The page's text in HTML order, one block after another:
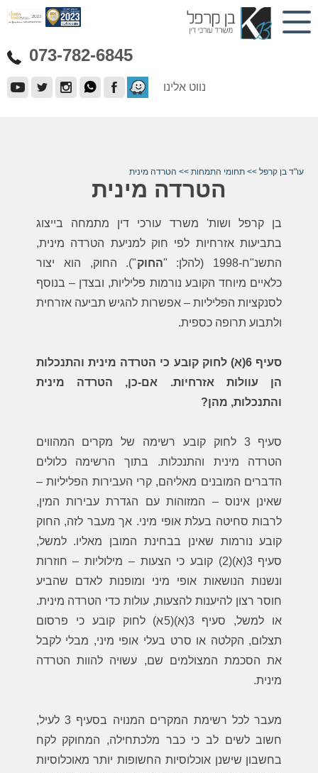
073-782-6845
נווט אלינו
עו"ד בן קרפל >> תחומי התמחות >> הטרדה מינית
הטרדה מינית
בן קרפל ושות' משרד עורכי דין מתמחה בייצוג
בתביעות אזרחיות לפי חוק למניעת הטרדה מינית,
התשנ"ח-1998 (להלן: "
החוק"). החוק, הוא יצור
כלאיים מיוחד הקובע נורמות פליליות, ובצדן – בנוסף
לסנקציות הפליליות – אפשרות להגיש תביעה אזרחית
ולתבוע תרופה כספית.
סעיף 6(א) לחוק קובע כי הטרדה מינית והתנכלות
הן עוולות אזרחיות. אם-כן, הטרדה מינית
והתנכלות, מהן?
סעיף 3 לחוק קובע רשימה של מקרים המהווים
הטרדה מינית והתנכלות. בתוך הרשימה כלולים
הדברים המובנים מאליהם, קרי העבירות הפליליות –
שאינן אינוס – המזוהות עם הגדרת עבירות המין,
לרבות סחיטה בעלת אופי מיני. אך מעבר לזה, החוק
קובע נורמות שאינן בבחינת המובן מאליו. למשל,
סעיף 3(א)(2) קובע כי הצעות – מילוליות – חוזרות
ונשנות הנושאות אופי מיני ומופנות לאדם שהביע
חוסר רצון להיענות להצעות, עולות כדי הטרדה מינית.
או למשל, סעיף 3(א)(5א) לחוק קובע כי פרסום
תצלום, הקלטה או סרט בעלי אופי מיני, מבלי לקבל
את הסכמת המצולמים שם, עשויה להוות הטרדה
מינית.
מעבר לכל רשימת המקרים המנויה בסעיף 3 לעיל,
חשוב לשים לב כי כבר מלכתחילה, המחוקק לקח
בחשבון שישנן אוכלוסיות החשופות יותר מאוכלוסיות